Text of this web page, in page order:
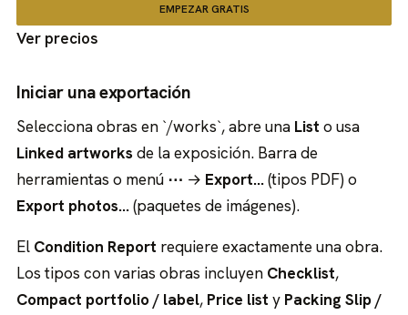
EMPEZAR GRATIS
Ver precios
Iniciar una exportación
Selecciona obras en `/works`, abre una List o usa
Linked artworks de la exposición. Barra de
herramientas o menú ⋯ → Export…(tipos PDF) o
Export photos…(paquetes de imágenes).
El Condition Report requiere exactamente una obra.
Los tipos con varias obras incluyen Checklist,
Compact portfolio / label, Price list y Packing Slip /